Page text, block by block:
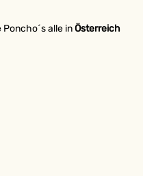
alle inÖsterreich